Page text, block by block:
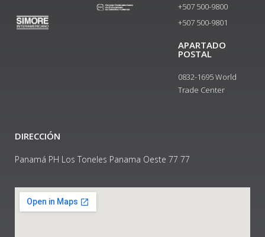
+507 500-9800
+507 500-9801​
APARTADO
POSTAL
0832-1695 World
Trade Center
DIRECCIÓN
Panamá PH Los Toneles Panama Oeste 77 77